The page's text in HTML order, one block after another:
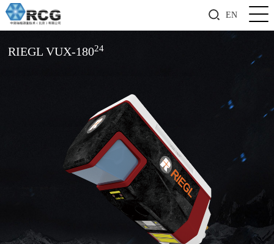
EN
RIEGL VUX-18024